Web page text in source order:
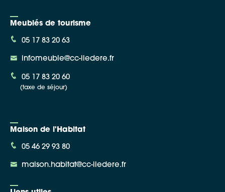
Meublés de tourisme
05 17 83 20 63
infomeuble@cc-iledere.fr
05 17 83 20 60
(taxe de séjour)
Maison de l'Habitat
05 46 29 93 80
maison.habitat@cc-iledere.fr